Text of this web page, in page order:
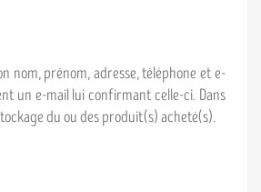
nom, prénom, adresse, téléphone et e-
un e-mail lui confirmant celle-ci. Dans
du ou des produit(s) acheté(s).